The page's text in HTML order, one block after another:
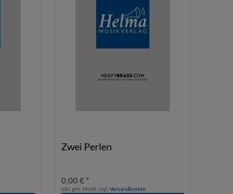
Zwei Perlen
0,00 € *
inkl. ges. MwSt. zzgl.Versandkosten